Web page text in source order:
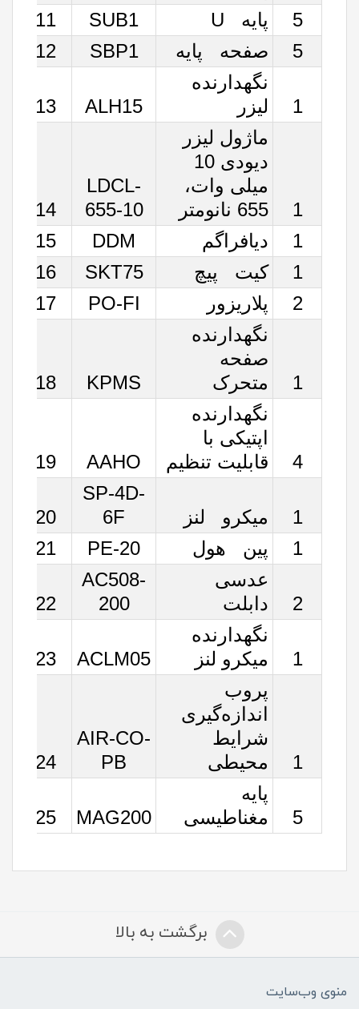
5
پایه U SUB1
11
5
صفحه پایه SBP1
12
1
نگه‏دارنده
لیزر
ALH15
13
1
ماژول لیزر
دیودی 10
میلی وات،
655 نانومتر
LDCL-
655-10
14
1
دیافراگم DDM
15
1
کیت پیچ SKT75
16
2
پلاریزور PO-FI
17
1
نگه‏دارنده
صفحه
متحرک
KPMS
18
4
نگه‏دارنده
اپتیکی با
قابلیت تنظیم
AAHO
19
1 میکرو لنز
SP-4D-
6F
20
1
پین هول PE-20
21
2
عدسی
دابلت
AC508-
200
22
1
نگه‏دارنده
میکرو لنز
ACLM05
23
1
پروب
اندازه‌گیری
شرایط
محیطی
AIR-CO-
PB
24
5
پایه
مغناطیسی
MAG200
25
برگشت به بالا
منوی وب‌سایت